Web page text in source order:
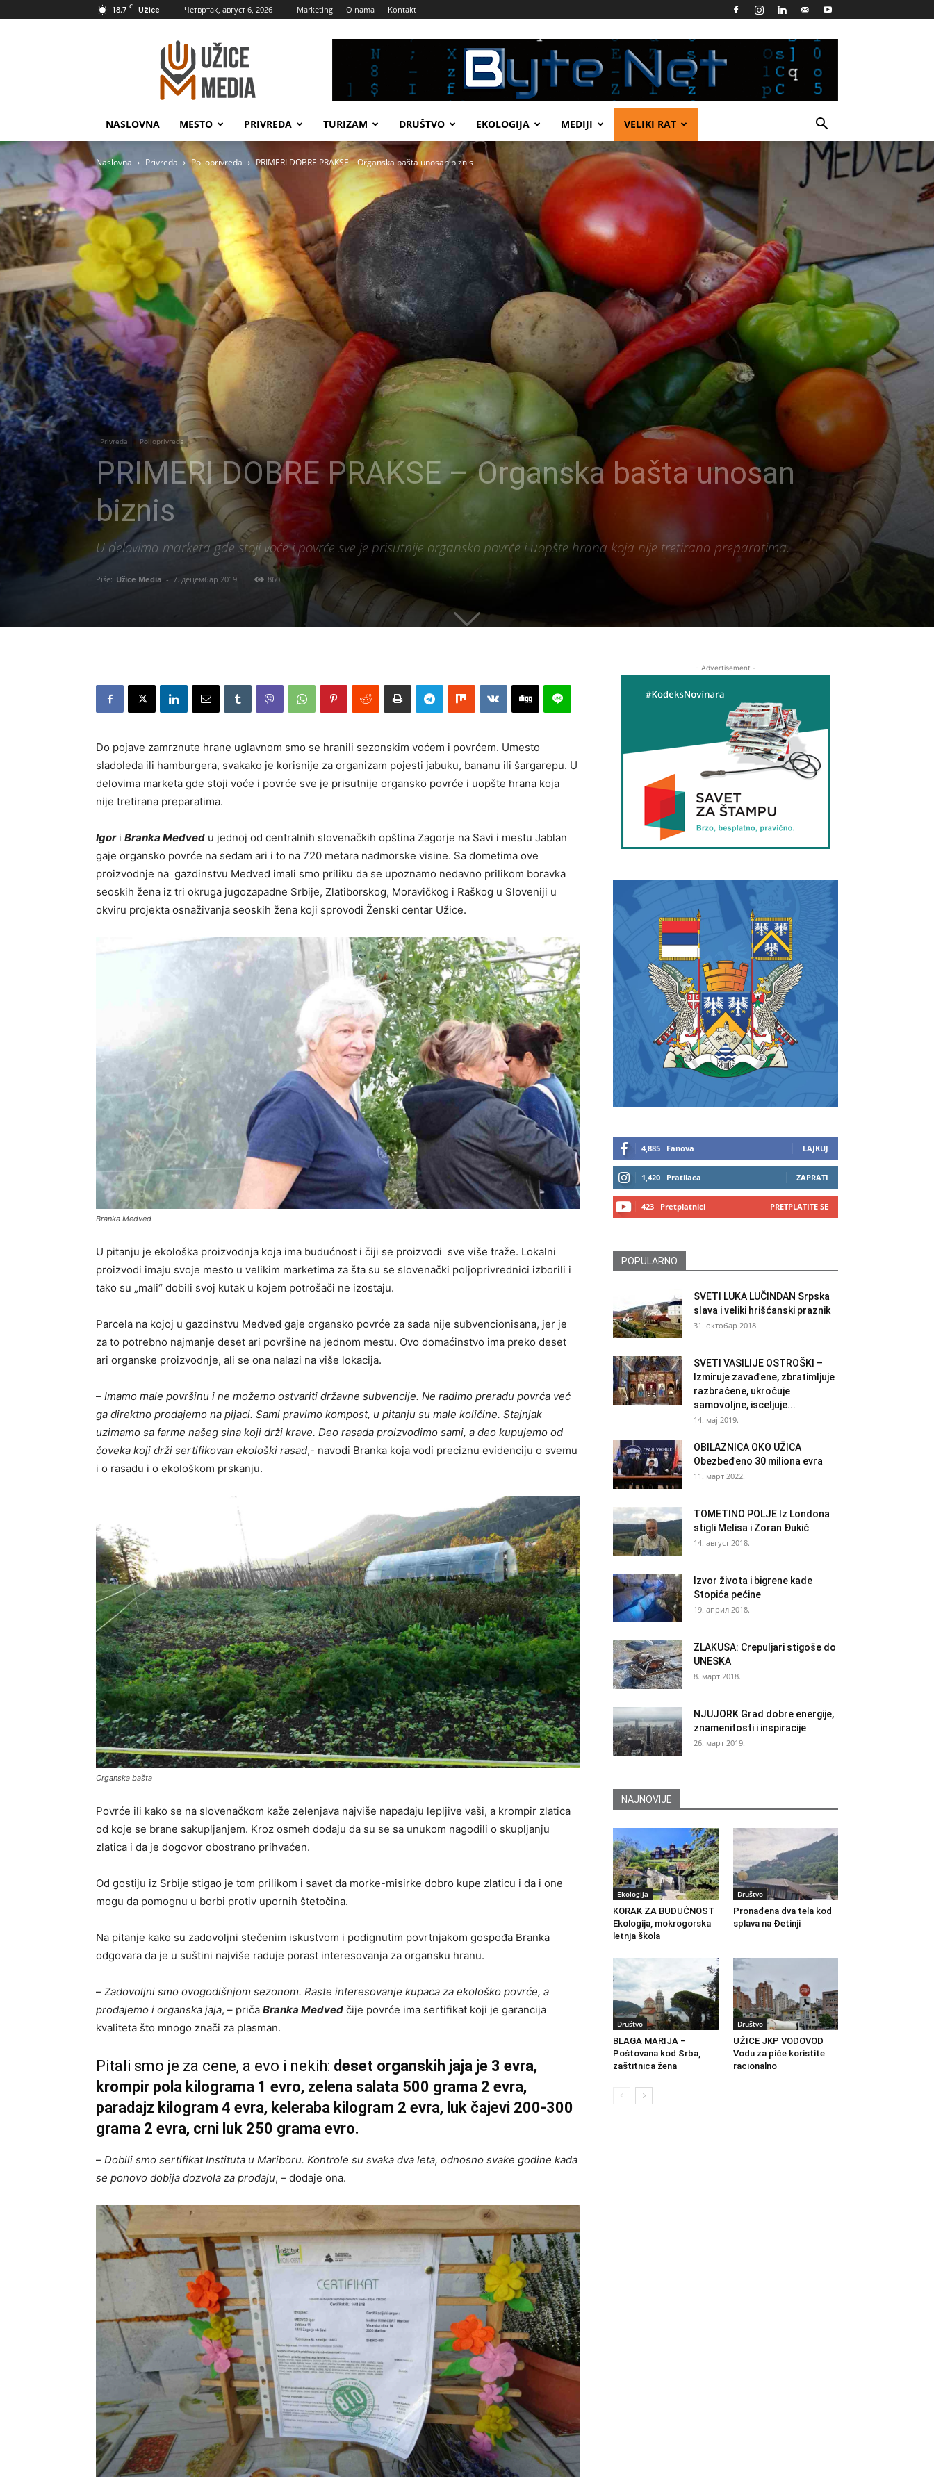
18.7 C Užice Четвртак, август 6, 2026 Marketing O nama Kontakt
UžiceMedia
NASLOVNA MESTO PRIVREDA TURIZAM DRUŠTVO EKOLOGIJA MEDIJI VELIKI RAT
Naslovna Privreda Poljoprivreda PRIMERI DOBRE PRAKSE – Organska bašta unosan biznis
Privreda Poljoprivreda
PRIMERI DOBRE PRAKSE – Organska bašta unosan
biznis
U delovima marketa gde stoji voće i povrće sve je prisutnije organsko povrće i uopšte hrana koja nije tretirana preparatima.
Piše: Užice Media - 7. децембар 2019. 860
Do pojave zamrznute hrane uglavnom smo se hranili sezonskim voćem i povrćem. Umesto
sladoleda ili hamburgera, svakako je korisnije za organizam pojesti jabuku, bananu ili šargarepu. U
delovima marketa gde stoji voće i povrće sve je prisutnije organsko povrće i uopšte hrana koja
nije tretirana preparatima.
Igori Branka Medved u jednoj od centralnih slovenačkih opština Zagorje na Savi i mestu Jablan
gaje organsko povrće na sedam ari i to na 720 metara nadmorske visine. Sa dometima ove
proizvodnje na gazdinstvu Medved imali smo priliku da se upoznamo nedavno prilikom boravka
seoskih žena iz tri okruga jugozapadne Srbije, Zlatiborskog, Moravičkog i Raškog u Sloveniji u
okviru projekta osnaživanja seoskih žena koji sprovodi Ženski centar Užice.
Branka Medved
U pitanju je ekološka proizvodnja koja ima budućnost i čiji se proizvodi sve više traže. Lokalni
proizvodi imaju svoje mesto u velikim marketima za šta su se slovenački poljoprivrednici izborili i
tako su „mali“ dobili svoj kutak u kojem potrošači ne izostaju.
Parcela na kojoj u gazdinstvu Medved gaje organsko povrće za sada nije subvencionisana, jer je
za to potrebno najmanje deset ari površine na jednom mestu. Ovo domaćinstvo ima preko deset
ari organske proizvodnje, ali se ona nalazi na više lokacija.
– Imamo male površinu i ne možemo ostvariti državne subvencije. Ne radimo preradu povrća već
ga direktno prodajemo na pijaci. Sami pravimo kompost, u pitanju su male količine. Stajnjak
uzimamo sa farme našeg sina koji drži krave. Deo rasada proizvodimo sami, a deo kupujemo od
čoveka koji drži sertifikovan ekološki rasad,- navodi Branka koja vodi preciznu evidenciju o svemu
i o rasadu i o ekološkom prskanju.
Organska bašta
Povrće ili kako se na slovenačkom kaže zelenjava najviše napadaju lepljive vaši, a krompir zlatica
od koje se brane sakupljanjem. Kroz osmeh dodaju da su se sa unukom nagodili o skupljanju
zlatica i da je dogovor obostrano prihvaćen.
Od gostiju iz Srbije stigao je tom prilikom i savet da morke-misirke dobro kupe zlaticu i da i one
mogu da pomognu u borbi protiv upornih štetočina.
Na pitanje kako su zadovoljni stečenim iskustvom i podignutim povrtnjakom gospođa Branka
odgovara da je u suštini najviše raduje porast interesovanja za organsku hranu.
– Zadovoljni smo ovogodišnjom sezonom. Raste interesovanje kupaca za ekološko povrće, a
prodajemo i organska jaja, – priča Branka Medved čije povrće ima sertifikat koji je garancija
kvaliteta što mnogo znači za plasman.
Pitali smo je za cene, a evo i nekih: deset organskih jaja je 3 evra,
krompir pola kilograma 1 evro, zelena salata 500 grama 2 evra,
paradajz kilogram 4 evra, keleraba kilogram 2 evra, luk čajevi 200-300
grama 2 evra, crni luk 250 grama evro.
– Dobili smo sertifikat Instituta u Mariboru. Kontrole su svaka dva leta, odnosno svake godine kada
se ponovo dobija dozvola za prodaju, – dodaje ona.
- Advertisement -
4,885 Fanova LAJKUJ
1,420 Pratilaca ZAPRATI
423 Pretplatnici PRETPLATITE SE
POPULARNO
SVETI LUKA LUČINDAN Srpska
slava i veliki hrišćanski praznik
31. октобар 2018.
SVETI VASILIJE OSTROŠKI –
Izmiruje zavađene, zbratimljuje
razbraćene, ukroćuje
samovoljne, isceljuje...
14. мај 2019.
OBILAZNICA OKO UŽICA
Obezbeđeno 30 miliona evra
11. март 2022.
TOMETINO POLJE Iz Londona
stigli Melisa i Zoran Đukić
14. август 2018.
Izvor života i bigrene kade
Stopića pećine
19. април 2018.
ZLAKUSA: Crepuljari stigoše do
UNESKA
8. март 2018.
NJUJORK Grad dobre energije,
znamenitosti i inspiracije
26. март 2019.
NAJNOVIJE
Ekologija
KORAK ZA BUDUĆNOST
Ekologija, mokrogorska
letnja škola
Društvo
Pronađena dva tela kod
splava na Đetinji
Društvo
BLAGA MARIJA –
Poštovana kod Srba,
zaštitnica žena
Društvo
UŽICE JKP VODOVOD
Vodu za piće koristite
racionalno